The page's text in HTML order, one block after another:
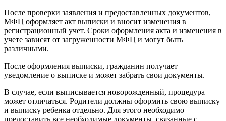
После проверки заявления и предоставленных документов,
МФЦ оформляет акт выписки и вносит изменения в
регистрационный учет. Сроки оформления акта и изменения в
учете зависят от загруженности МФЦ и могут быть
различными.
После оформления выписки, гражданин получает
уведомление о выписке и может забрать свои документы.
В случае, если выписывается новорожденный, процедура
может отличаться. Родители должны оформить свою выписку
и выписку ребенка отдельно. Для этого необходимо
предоставить все необходимые документы, связанные с